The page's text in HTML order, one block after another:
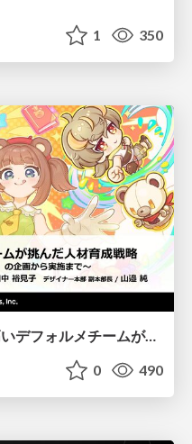
1 350
【CEDEC2026】専門性の高いデフォルメチームが挑んだ人材育成戦略 〜Cygames Academiaの企画から実施まで〜
0 490